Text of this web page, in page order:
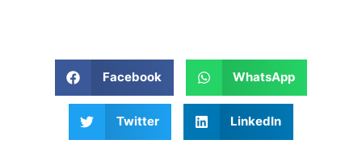
Facebook WhatsApp
Twitter LinkedIn